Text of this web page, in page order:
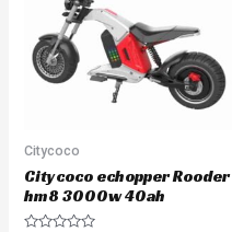
Citycoco
Citycoco echopper Rooder
hm8 3000w 40ah